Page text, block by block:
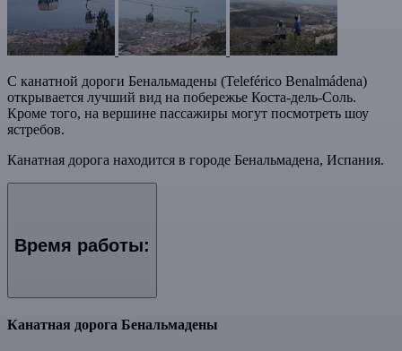
С канатной дороги Бенальмадены (Teleférico Benalmádena)
открывается лучший вид на побережье Коста-дель-Соль.
Кроме того, на вершине пассажиры могут посмотреть шоу
ястребов.
Канатная дорога находится в городе Бенальмадена, Испания.
Время работы:
Канатная дорога Бенальмадены